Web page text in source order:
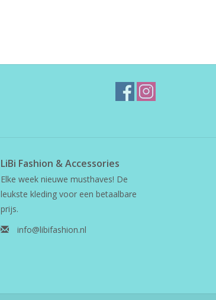
LiBi Fashion & Accessories
Elke week nieuwe musthaves! De
leukste kleding voor een betaalbare
prijs.
info@libifashion.nl